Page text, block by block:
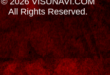
All Rights Reserved.